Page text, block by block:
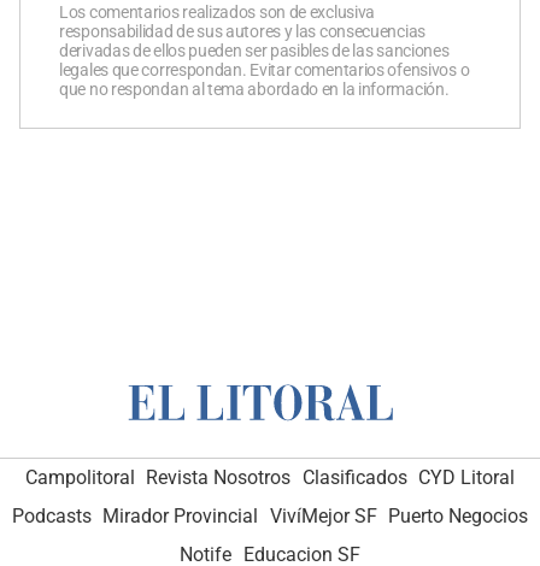
Los comentarios realizados son de exclusiva
responsabilidad de sus autores y las consecuencias
derivadas de ellos pueden ser pasibles de las sanciones
legales que correspondan. Evitar comentarios ofensivos o
que no respondan al tema abordado en la información.
Campolitoral Revista Nosotros Clasificados CYD Litoral
Podcasts Mirador Provincial VivíMejor SF Puerto Negocios
Notife
Educacion SF